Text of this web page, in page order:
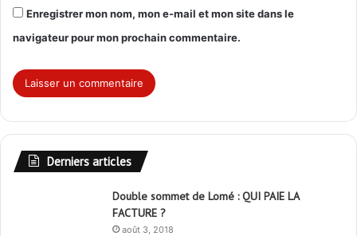
Enregistrer mon nom, mon e-mail et mon site dans le
navigateur pour mon prochain commentaire.
Derniers articles
Double sommet de Lomé : QUI PAIE LA
FACTURE ?
août 3, 2018